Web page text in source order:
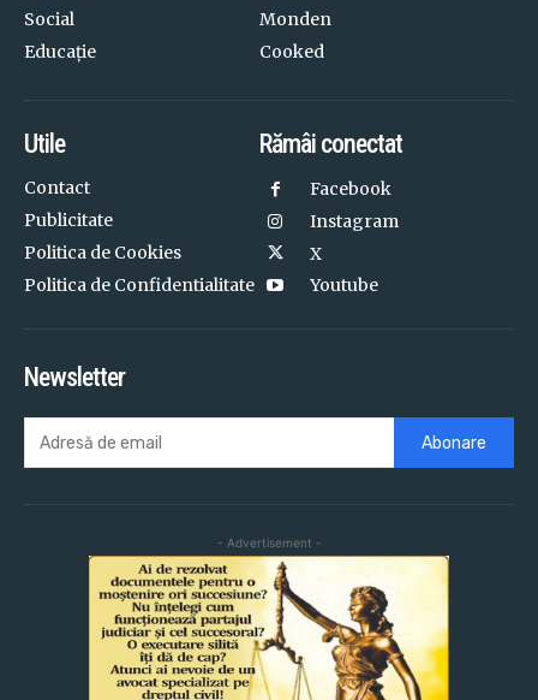
Social
Educație
Monden
Cooked
Utile
Contact
Publicitate
Politica de Cookies
Politica de Confidentialitate
Rămâi conectat
Facebook
Instagram
X
Youtube
Newsletter
Abonare
- Advertisement -